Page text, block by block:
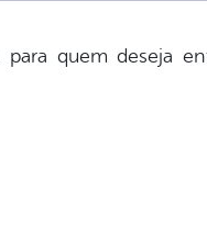
quem deseja